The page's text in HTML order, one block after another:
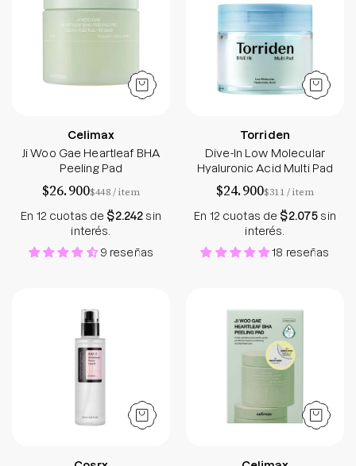
Celimax
Ji Woo Gae Heartleaf BHA
Peeling Pad
$26.900$448/por
item
En 12 cuotas de $2.242sin
interés.
9 reseñas
Torriden
Dive-In Low Molecular
Hyaluronic Acid Multi Pad
$24.900$311/por
item
En 12 cuotas de $2.075sin
interés.
18 reseñas